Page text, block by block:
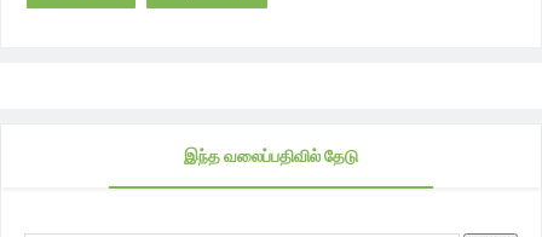
இந்த வலைப்பதிவில் தேடு